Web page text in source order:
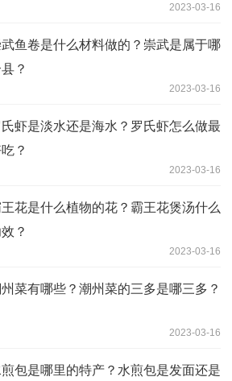
2023-03-16
武鱼卷是什么材料做的？崇武是属于哪
？
2023-03-16
氏虾是淡水还是海水？罗氏虾怎么做最
？
2023-03-16
王花是什么植物的花？霸王花煲汤什么
？
2023-03-16
菜有哪些？潮州菜的三多是哪三多？
2023-03-16
煎包是哪里的特产？水煎包是发面还是